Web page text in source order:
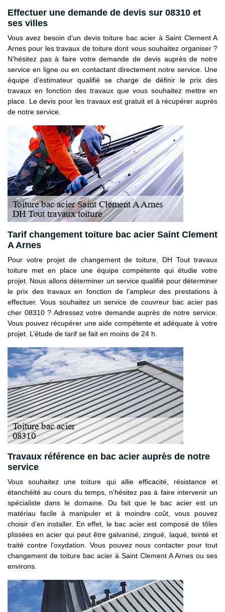
Effectuer une demande de devis sur 08310 et
ses villes
Vous avez besoin d’un devis toiture bac acier à Saint Clement A
Arnes pour les travaux de toiture dont vous souhaitez organiser ?
N’hésitez pas à faire votre demande de devis auprès de notre
service en ligne ou en contactant directement notre service. Une
équipe d’estimateur qualifié se charge de définir le prix des
travaux en fonction des travaux que vous souhaitez mettre en
place. Le devis pour les travaux est gratuit et à récupérer auprès
de notre service.
Tarif changement toiture bac acier Saint Clement
A Arnes
Pour votre projet de changement de toiture, DH Tout travaux
toiture met en place une équipe compétente qui étudie votre
projet. Nous allons déterminer un service qualifié pour déterminer
le prix des travaux en fonction de l’ampleur des prestations à
effectuer. Vous souhaitez un service de couvreur bac acier pas
cher 08310 ? Adressez votre demande auprès de notre service.
Vous pouvez récupérer une aide compétente et adéquate à votre
projet. L’étude de tarif se fait en moins de 24 h.
Travaux référence en bac acier auprès de notre
service
Vous souhaitez une toiture qui allie efficacité, résistance et
étanchéité au cours du temps, n’hésitez pas à faire intervenir un
spécialiste dans le domaine. Du fait que le bac acier est un
matériau facile à manipuler et à moindre coût, vous pouvez
choisir d’en installer. En effet, le bac acier est composé de tôles
plissées en acier qui peut être galvanisé, zingué, laqué, teinté et
traité contre l’oxydation. Vous pouvez nous contacter pour tout
changement de toiture bac acier à Saint Clement A Arnes ou ses
environs.